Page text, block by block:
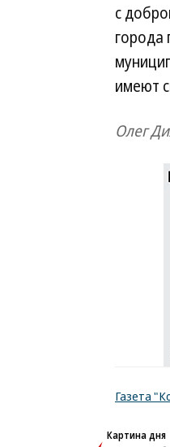
с
города
имеют
Олег
Газета
Картина дня